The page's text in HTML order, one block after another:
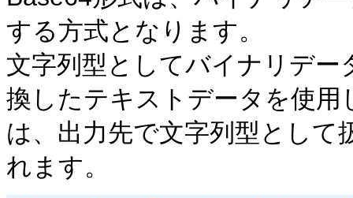
する方式となります。
文字列型としてバイナリデー
換したテキストデータを使
は、出力先で文字列型として
れます。